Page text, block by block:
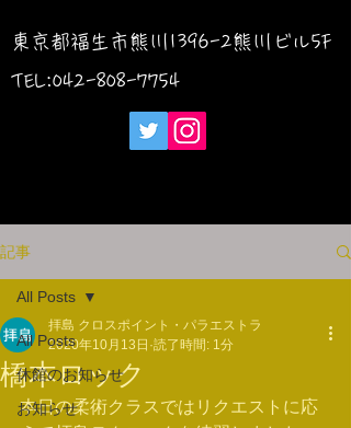
東京都福生市熊川1396-2熊川ビル5F
TEL:042-808-7754
記事
All Posts
休館のお知らせ
お知らせ
All Posts
橋本ロック
拝島 クロスポイント・パラエストラ
2020年10月13日 読了時間: 1分
本日の柔術クラスではリクエストに応